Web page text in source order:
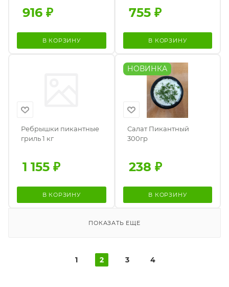
916 ₽
В КОРЗИНУ
755₽
В КОРЗИНУ
Ребрышки пикантные
гриль 1 кг
1 155 ₽
В КОРЗИНУ
НОВИНКА
Салат Пикантный
300гр
238 ₽
В КОРЗИНУ
ПОКАЗАТЬ ЕЩЕ
1 2 3 4